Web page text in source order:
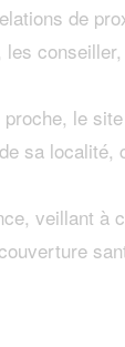
de
le
sa
veillant